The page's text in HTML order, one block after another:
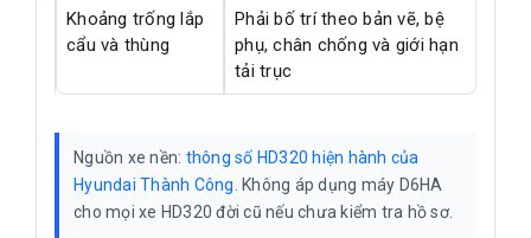
Khoảng trống lắp
cẩu và thùng
Phải bố trí theo bản vẽ, bệ
phụ, chân chống và giới hạn
tải trục
Nguồn xe nền: thông số HD320 hiện hành của
Hyundai Thành Công . Không áp dụng máy D6HA
cho mọi xe HD320 đời cũ nếu chưa kiểm tra hồ sơ.